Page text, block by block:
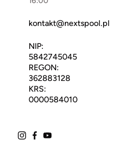
kontakt@nextspool.pl
NIP:
5842745045
REGON:
362883128
KRS:
0000584010